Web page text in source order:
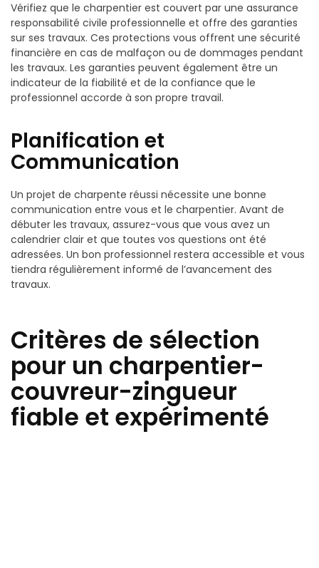
Vérifiez que le charpentier est couvert par une assurance
responsabilité civile professionnelle et offre des garanties
sur ses travaux. Ces protections vous offrent une sécurité
financière en cas de malfaçon ou de dommages pendant
les travaux. Les garanties peuvent également être un
indicateur de la fiabilité et de la confiance que le
professionnel accorde à son propre travail.
Planification et
Communication
Un projet de charpente réussi nécessite une bonne
communication entre vous et le charpentier. Avant de
débuter les travaux, assurez-vous que vous avez un
calendrier clair et que toutes vos questions ont été
adressées. Un bon professionnel restera accessible et vous
tiendra régulièrement informé de l’avancement des
travaux.
Critères de sélection
pour un charpentier-
couvreur-zingueur
fiable et expérimenté